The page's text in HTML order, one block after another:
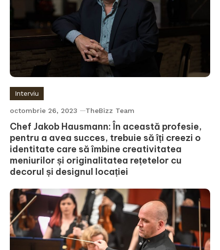
Interviu
octombrie 26, 2023 TheBizz Team
Chef Jakob Hausmann: În această profesie,
pentru a avea succes, trebuie să îți creezi o
identitate care să îmbine creativitatea
meniurilor și originalitatea rețetelor cu
decorul și designul locației